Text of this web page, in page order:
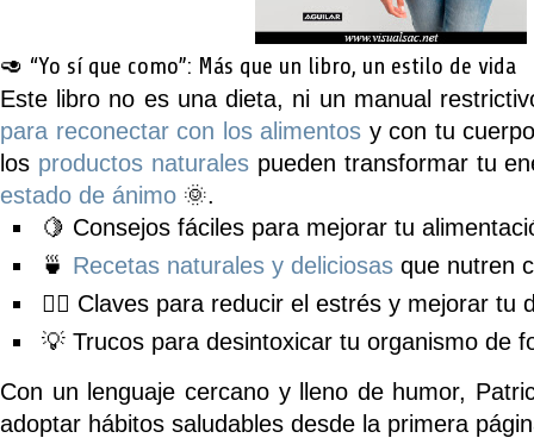
🥑 “Yo sí que como”: Más que un libro, un estilo de vida
Este libro no es una dieta, ni un manual
para reconectar con los alimentos y con tu
los productos naturalespueden transformar tu
estado de ánimo 🌞.
🍋 Consejos fáciles para mejorar tu
🍵 Recetas naturales y deliciosas que nutren
🧘‍♀️ Claves para reducir el estrés y mejorar tu
💡 Trucos para desintoxicar tu organismo de
Con un lenguaje cercano y lleno de humor,
adoptar hábitos saludables desde la primera